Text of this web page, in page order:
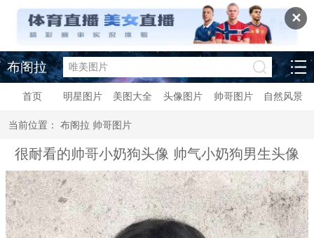
✕
布阁拉
首页 明星图片 美图大全 头像图片 帅哥图片 自然风景
当前位置： 布阁拉 帅哥图片
很耐看的帅哥小奶狗头像 帅气小奶狗男生头像